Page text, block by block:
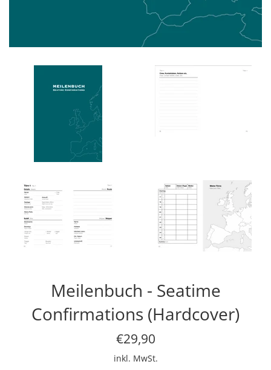
Meilenbuch - Seatime
Confirmations (Hardcover)
Normaler
€29,90
inkl. MwSt.